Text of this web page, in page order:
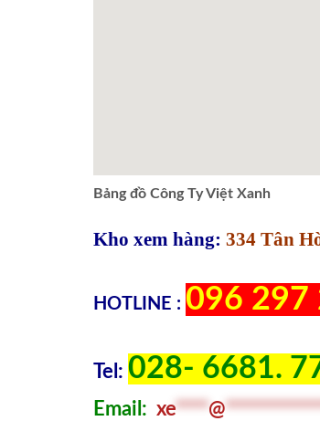
Bảng đồ Công Ty Việt Xanh
Kho xem hàng: 334 Tân
HOTLINE : 096 297
Tel: 028- 6681.
Email: xe****@